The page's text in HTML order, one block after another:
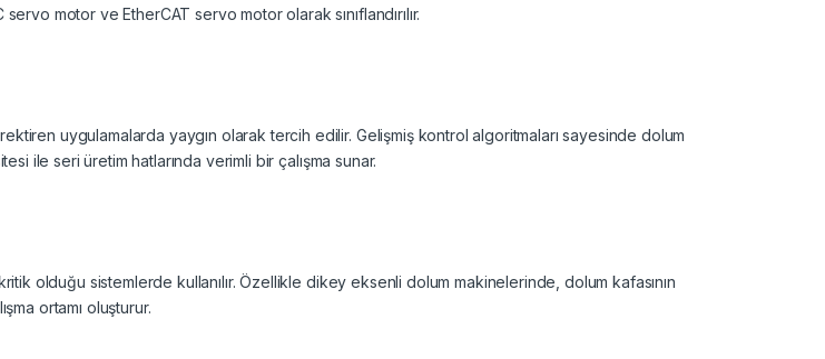
motor ve EtherCAT servo motor olarak sınıflandırılır.
uygulamalarda yaygın olarak tercih edilir. Gelişmiş kontrol algoritmaları sayesinde dolum
ile seri üretim hatlarında verimli bir çalışma sunar.
olduğu sistemlerde kullanılır. Özellikle dikey eksenli dolum makinelerinde, dolum kafasının
ortamı oluşturur.